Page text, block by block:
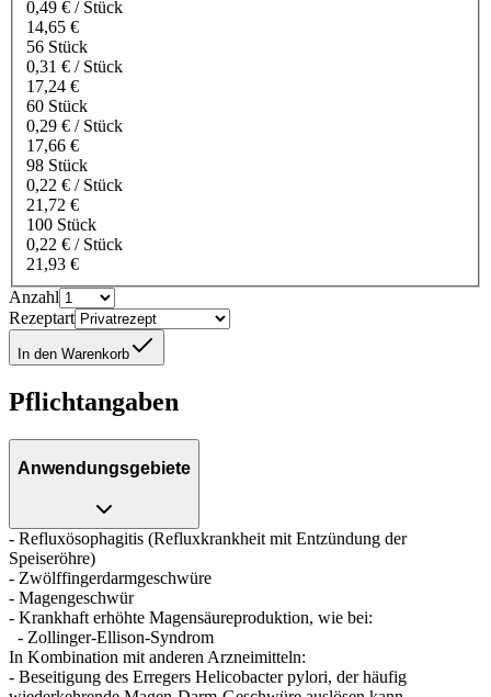
0,49 € / Stück
14,65 €
56 Stück
0,31 € / Stück
17,24 €
60 Stück
0,29 € / Stück
17,66 €
98 Stück
0,22 € / Stück
21,72 €
100 Stück
0,22 € / Stück
21,93 €
Anzahl
Rezeptart
In den Warenkorb
Pflichtangaben
Anwendungsgebiete
- Refluxösophagitis (Refluxkrankheit mit Entzündung der
Speiseröhre)
- Zwölffingerdarmgeschwüre
- Magengeschwür
- Krankhaft erhöhte Magensäureproduktion, wie bei:
- Zollinger-Ellison-Syndrom
In Kombination mit anderen Arzneimitteln:
- Beseitigung des Erregers Helicobacter pylori, der häufig